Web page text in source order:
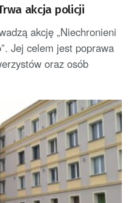
akcja policji
akcję „Niechronieni
Jej celem jest poprawa
oraz osób